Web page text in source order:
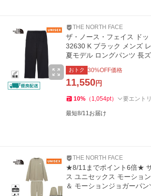
THE NORTH FACE
ザ・ノース・フェイス ド
32630 K ブラック メンズ
夏モデル ロングパンツ 長
UVプロテクト 保温性
おトク 30%OFF価格
11,550円
10% （ 1,054pt） 要エント
最短8/11お届け
THE NORTH FACE
★8/11までポイント6倍★
ス ユニセックス モーショ
＆ モーションジョガーパン